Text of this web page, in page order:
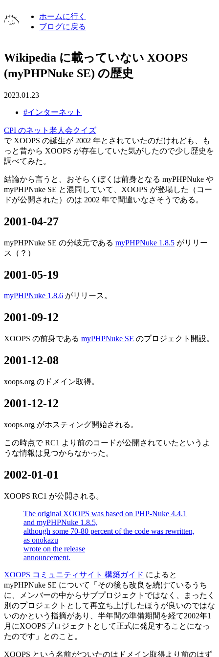
ホームに行く
ブログに戻る
Wikipedia に載っていない XOOPS
(myPHPNuke SE) の歴史
2023.01.23
#インターネット
CPI のネット老人会クイズ
で XOOPS の誕生が 2002 年とされていたのだけれども、も
っと昔から XOOPS が存在していた気がしたので少し歴史を
調べてみた。
結論から言うと、おそらくぼくは前身となる myPHPNuke や
myPHPNuke SE と混同していて、XOOPS が登場した（コー
ドが公開された）のは 2002 年で間違いなさそうである。
2001-04-27
myPHPNuke SE の分岐元である myPHPNuke 1.8.5 がリリー
ス（？）
2001-05-19
myPHPNuke 1.8.6 がリリース。
2001-09-12
XOOPS の前身である myPHPNuke SE のプロジェクト開設。
2001-12-08
xoops.org のドメイン取得。
2001-12-12
xoops.org がホスティング開始される。
この時点で RC1 より前のコードが公開されていたというよ
うな情報は見つからなかった。
2002-01-01
XOOPS RC1 が公開される。
The original XOOPS was based on PHP-Nuke 4.4.1
and myPHPNuke 1.8.5,
although some 70-80 percent of the code was rewritten,
as onokazu
wrote on the release
announcement.
XOOPS コミュニティサイト 構築ガイド によると
myPHPNuke SE について「その後も改良を続けているうち
に、メンバーの中からサブプロジェクトではなく、まったく
別のプロジェクトとして再立ち上げしたほうが良いのではな
いのかという指摘があり、半年間の準備期間を経て2002年1
月にXOOPSプロジェクトとして正式に発足することになっ
たのです」とのこと。
XOOPS という名前がついたのはドメイン取得より前のはず